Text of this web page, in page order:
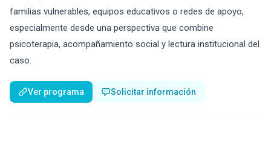
familias vulnerables, equipos educativos o redes de apoyo,
especialmente desde una perspectiva que combine
psicoterapia, acompañamiento social y lectura institucional del
caso.
Ver programa Solicitar información